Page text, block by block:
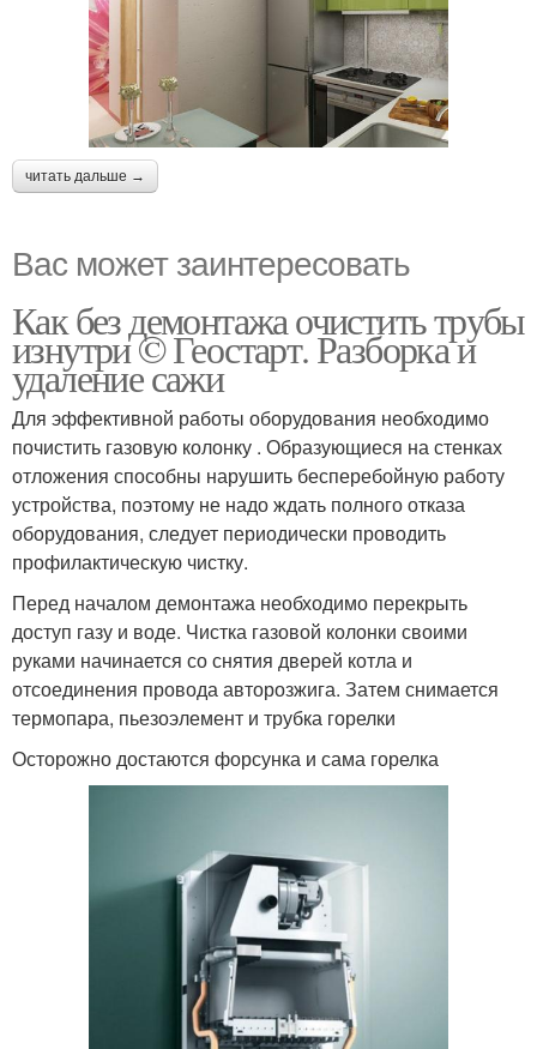
читать дальше →
Вас может заинтересовать
Как без демонтажа очистить трубы
изнутри © Геостарт. Разборка и
удаление сажи
Для эффективной работы оборудования необходимо
почистить газовую колонку . Образующиеся на стенках
отложения способны нарушить бесперебойную работу
устройства, поэтому не надо ждать полного отказа
оборудования, следует периодически проводить
профилактическую чистку.
Перед началом демонтажа необходимо перекрыть
доступ газу и воде. Чистка газовой колонки своими
руками начинается со снятия дверей котла и
отсоединения провода авторозжига. Затем снимается
термопара, пьезоэлемент и трубка горелки
Осторожно достаются форсунка и сама горелка